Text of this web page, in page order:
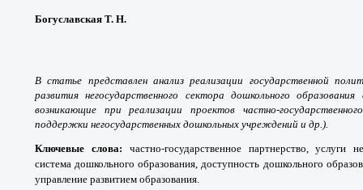
Богуславская Т. Н.
В статье представлен анализ реализации государственной
развития негосударственного сектора дошкольного
возникающие при реализации проектов частно-
поддержки негосударственных дошкольных учреждений и др.).
Ключевые слова: частно-государственное партнерство, услуги
система дошкольного образования, доступность дошкольного
управление развитием образования.